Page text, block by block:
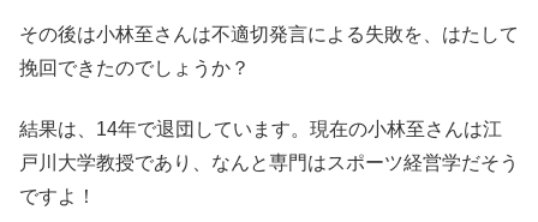
その後は小林至さんは不適切発言による失敗を、はたして
挽回できたのでしょうか？
結果は、14年で退団しています。現在の小林至さんは江
戸川大学教授であり、なんと専門はスポーツ経営学だそう
ですよ！